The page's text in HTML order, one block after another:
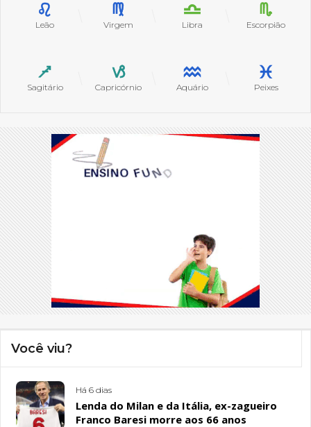
Leão Virgem Libra Escorpião
Sagitário Capricórnio Aquário Peixes
Você viu?
Há 6 dias
Lenda do Milan e da Itália, ex-zagueiro
Franco Baresi morre aos 66 anos